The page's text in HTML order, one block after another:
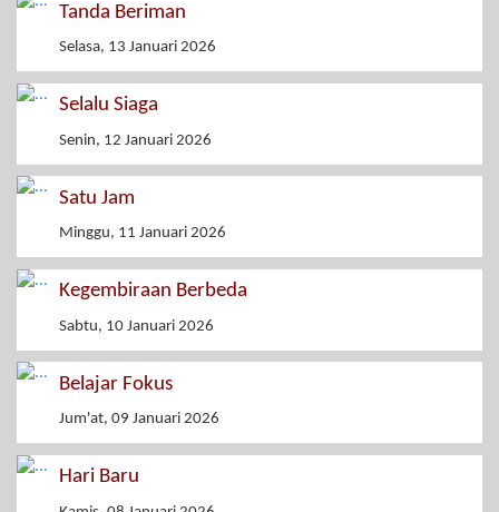
Tanda Beriman
Selasa, 13 Januari 2026
Selalu Siaga
Senin, 12 Januari 2026
Satu Jam
Minggu, 11 Januari 2026
Kegembiraan Berbeda
Sabtu, 10 Januari 2026
Belajar Fokus
Jum'at, 09 Januari 2026
Hari Baru